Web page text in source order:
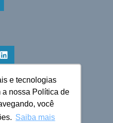
e tecnologias
a nossa Política de
você
Saiba mais